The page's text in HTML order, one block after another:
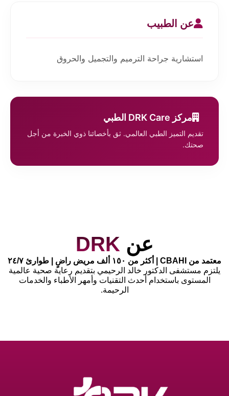
عن الطبيب
استشارية جراحة الترميم والتجميل والحروق
مركز DRK Care الطبي
تقديم التميز الطبي العالمي. ثق بأخصائنا ذوي الخبرة من أجل
صحتك.
عن DRK
معتمد من CBAHI | أكثر من ١٥٠ ألف مريض راضٍ | طوارئ ٢٤/٧
يلتزم مستشفى الدكتور خالد الرحيمي بتقديم رعاية صحية عالمية
المستوى باستخدام أحدث التقنيات وأمهر الأطباء والخدمات
الرحيمة.